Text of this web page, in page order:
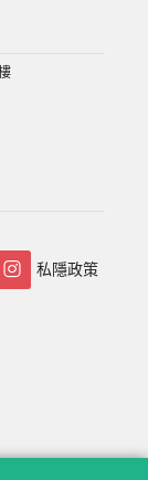
私隱政策